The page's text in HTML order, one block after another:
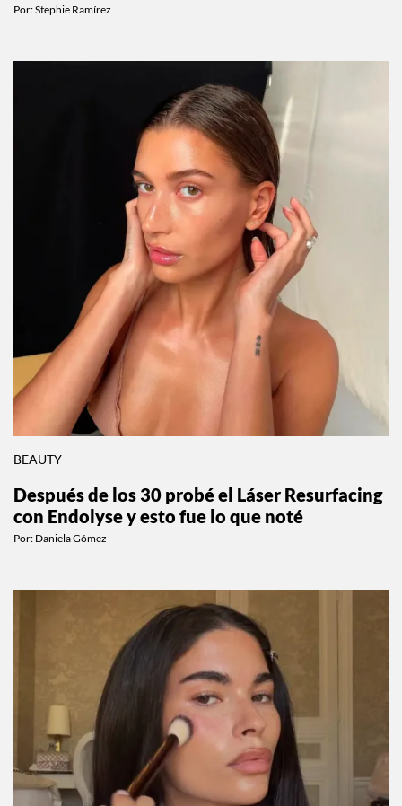
Por:Stephie Ramírez
BEAUTY
Después de los 30 probé el Láser Resurfacing
con Endolyse y esto fue lo que noté
Por: Daniela Gómez